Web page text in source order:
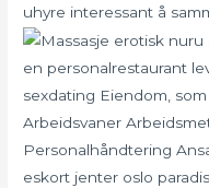
uhyre interessant å
en personalrestaurant
sexdating Eiendom,
Arbeidsvaner
Personalhåndtering
eskort jenter oslo